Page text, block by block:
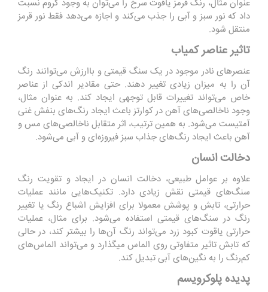
عنوان مثال، رنگ قرمز یاقوت سرخ را می‌توان به وجود کروم نسبت
داد که نور سبز و آبی را جذب می‌کند و اجازه می‌دهد فقط نور قرمز
منتقل شود.
تاثیر عناصر کمیاب
عنصرهای نادر موجود در یک سنگ قیمتی و باارزش می‌توانند رنگ
آن را به میزان زیادی تغییر دهند. حتی مقادیر اندکی از عناصر
خاص می‌تواند تغییرات قابل توجهی ایجاد کند. به عنوان مثال،
وجود ناخالصی‌های آهن در کوارتز باعث ایجاد رنگ‌های بنفش غنی
آمتیست می‌شود. به همین ترتیب، اثر متقابل ناخالصی‌های مس و
آهن باعث ایجاد رنگ‌های جذاب سبز فیروزه‌ای و آبی می‌شود.
دخالت انسان
علاوه بر عوامل طبیعی، دخالت انسان در ایجاد و تقویت رنگ
سنگ‌های قیمتی نقش زیادی دارد. تکنیک‌هایی مانند عملیات
حرارتی، تابش و پوشش معمولا برای افزایش اشباع رنگ یا تغییر
رنگ در سنگ‌های قیمتی استفاده می‌شود. برای مثال، عملیات
حرارتی یاقوت کبود زرد می‌تواند رنگ آن‌ها را بیشتر کند، در حالی
که تابش تاثیر متفاوتی روی الماس میگذارد و می‌تواند الماس‌های
کم‌رنگ را به نگین‌های آبی تبدیل کند.
پدیده پلوکرویسم